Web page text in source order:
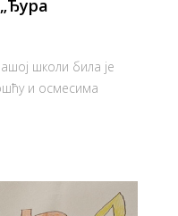
школи била је
и осмесима